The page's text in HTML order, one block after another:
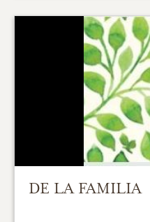
DE LA FAMILIA